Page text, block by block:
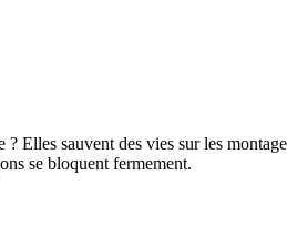
sauvent des vies sur les
se bloquent fermement.